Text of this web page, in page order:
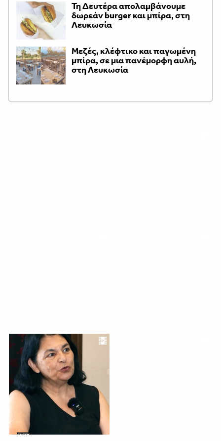
Τη Δευτέρα απολαμβάνουμε
δωρεάν burger και μπίρα, στη
Λευκωσία
Μεζές, κλέφτικο και παγωμένη
μπίρα, σε μια πανέμορφη αυλή,
στη Λευκωσία